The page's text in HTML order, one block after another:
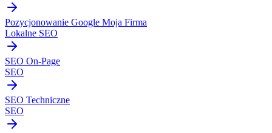
Pozycjonowanie Google Moja Firma
Lokalne SEO
SEO On-Page
SEO
SEO Techniczne
SEO